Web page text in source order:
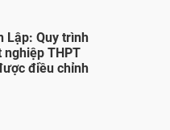
Lập: Quy trình
nghiệp THPT
điều chỉnh